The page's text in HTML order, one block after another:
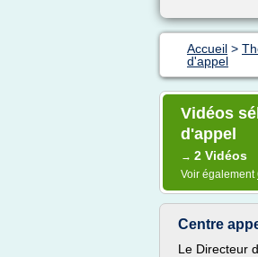
Accueil >
d'appel
Vidéos
d'appel
→ 2 Vidéos
Voir également
Centre
Le Directeur